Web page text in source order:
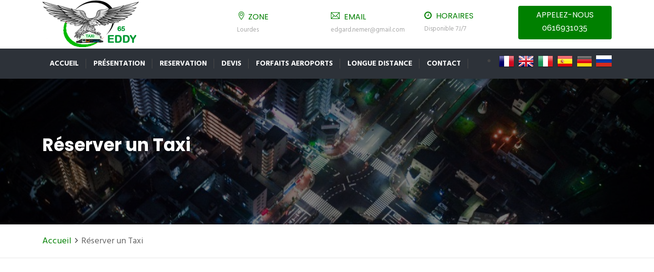
ZONE
Lourdes
EMAIL
edgard.nemer@gmail.com
HORAIRES
Disponible 7J/7
APPELEZ-NOUS
0616931035
ACCUEIL PRÉSENTATION RESERVATION DEVIS FORFAITS AEROPORTS LONGUE DISTANCE CONTACT
Réserver un Taxi
Accueil Réserver un Taxi